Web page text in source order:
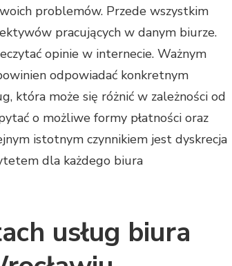
problemów. Przede wszystkim
pracujących w danym biurze.
opinie w internecie. Ważnym
odpowiadać konkretnym
która może się różnić w zależności od
o możliwe formy płatności oraz
istotnym czynnikiem jest dyskrecja
dla każdego biura
usług biura